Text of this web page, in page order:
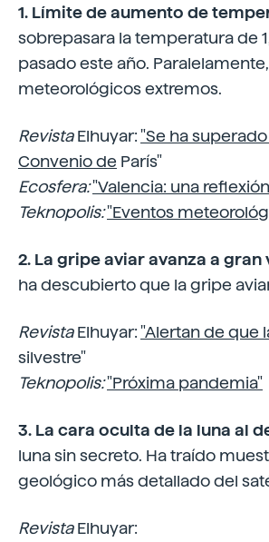
1. Límite de aumento de
sobrepasara la temperatura de
pasado este año.
meteorológicos extremos.
RevistaElhuyar:"Se ha
Convenio de París"
Ecosfera:"Valencia: una
Teknopolis:"Eventos
2. La gripe aviar avanza a
ha descubierto que la gripe
RevistaElhuyar:"Alertan de que
silvestre"
Teknopolis:"Próxima pandemia"
3. La cara oculta de la luna al
luna sin secreto. Ha traído
geológico más detallado del
RevistaElhuyar: